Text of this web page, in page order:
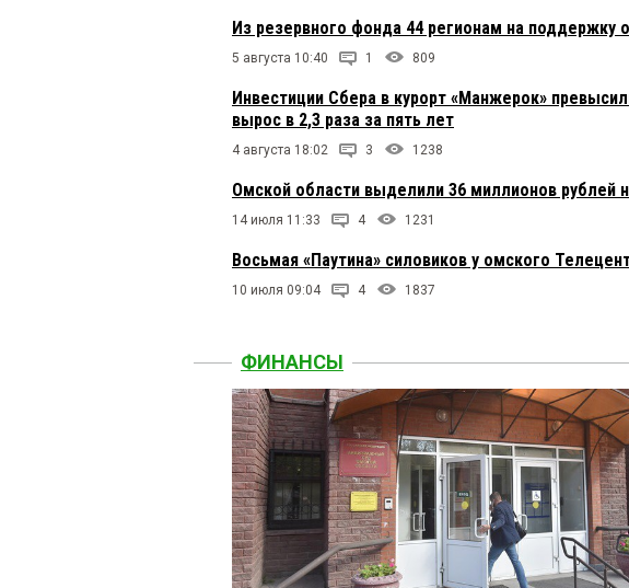
Из резервного фонда 44 регионам на
5 августа 10:40 1 809
Инвестиции Сбера в курорт «Манжерок»
вырос в 2,3 раза за пять лет
4 августа 18:02 3 1238
Омской области выделили 36 миллионов рублей
14 июля 11:33 4 1231
Восьмая «Паутина» силовиков у омского
10 июля 09:04 4 1837
ФИНАНСЫ